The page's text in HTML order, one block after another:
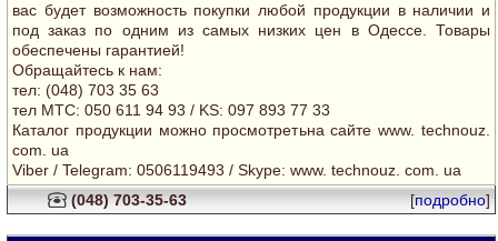
вас будет возможность покупки любой продукции в наличии и
под заказ по одним из самых низких цен в Одессе. Товары
обеспечены гарантией!
Обращайтесь к нам:
тел: (048) 703 35 63
тел MTC: 050 611 94 93 / KS: 097 893 77 33
Каталог продукции можно просмотретьна сайте www. technouz.
com. ua
Viber / Telegram: 0506119493 / Skype: www. technouz. com. ua
(048) 703-35-63
[подробно]